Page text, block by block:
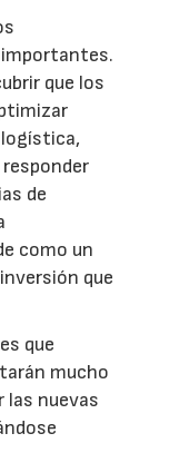
que los
de
como un
que
que
mucho
las nuevas